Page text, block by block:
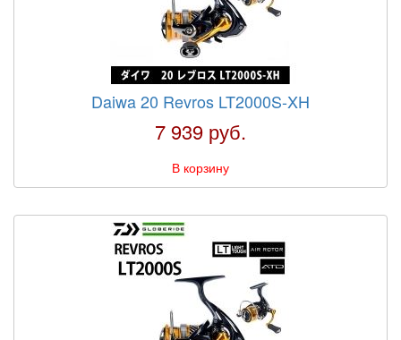
Daiwa 20 Revros LT2000S-XH
7 939 руб.
В корзину